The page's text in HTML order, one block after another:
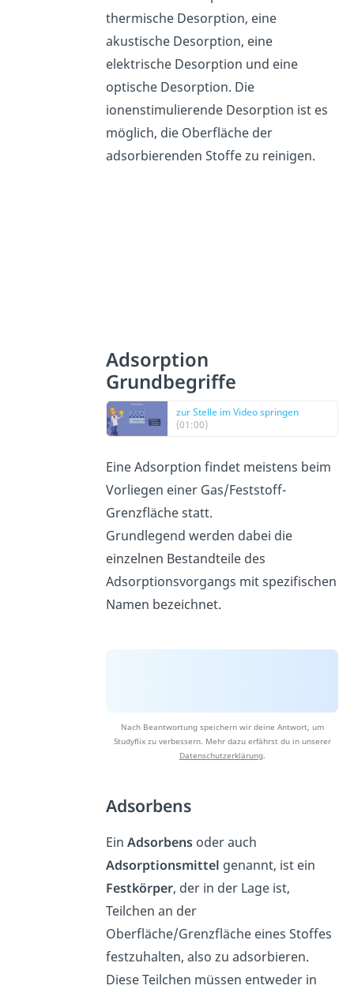
thermische Desorption, eine
akustische Desorption, eine
elektrische Desorption und eine
optische Desorption. Die
ionenstimulierende Desorption ist es
möglich, die Oberfläche der
adsorbierenden Stoffe zu reinigen.
Adsorption
Grundbegriffe
zur Stelle im Video springen
(01:00)
Eine Adsorption findet meistens beim
Vorliegen einer Gas/Feststoff-
Grenzfläche statt.
Grundlegend werden dabei die
einzelnen Bestandteile des
Adsorptionsvorgangs mit spezifischen
Namen bezeichnet.
Nach Beantwortung speichern wir deine Antwort, um
Studyflix zu verbessern. Mehr dazu erfährst du in unserer
Datenschutzerklärung.
Adsorbens
EinAdsorbens oder auch
Adsorptionsmittel genannt, ist ein
Festkörper, der in der Lage ist,
Teilchen an der
Oberfläche/Grenzfläche eines Stoffes
festzuhalten, also zu adsorbieren.
Diese Teilchen müssen entweder in